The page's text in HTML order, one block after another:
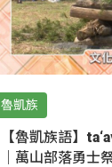
魯凱族
【魯凱族語】
｜萬山部落勇士